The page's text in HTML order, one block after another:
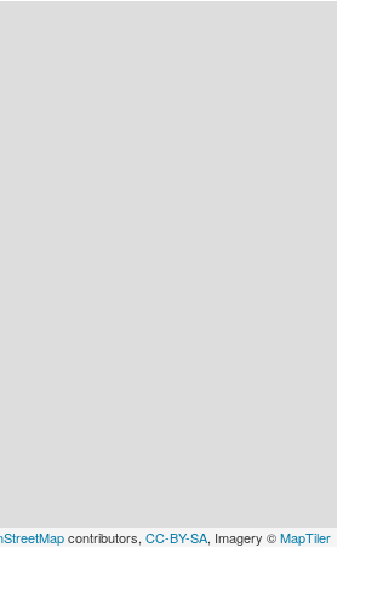
contributors, CC-BY-SA, Imagery ©MapTiler